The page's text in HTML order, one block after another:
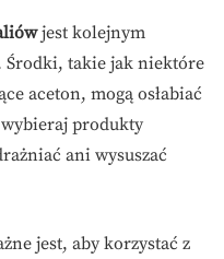
jest kolejnym
Środki, takie jak niektóre
aceton, mogą osłabiać
produkty
ani wysuszać
jest, aby korzystać z